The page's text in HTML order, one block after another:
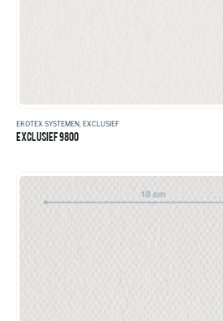
EKOTEX SYSTEMEN EXCLUSIEF
EXCLUSIEF 9800